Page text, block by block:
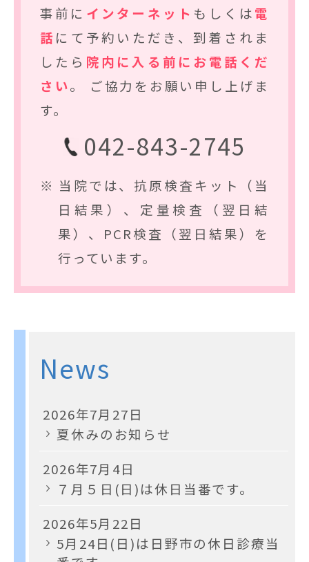
事前に インターネット もしくは電
話 にて予約いただき、到着されま
したら 院内に入る前にお電話くだ
さい。 ご協力をお願い申し上げま
す。
042-843-2745
当院では、抗原検査キット（当
日結果）、定量検査（翌日結
果）、PCR検査（翌日結果）を
行っています。
News
2026年7月27日
夏休みのお知らせ
2026年7月4日
７月５日(日)は休日当番です。
2026年5月22日
5月24日(日)は日野市の休日診療当